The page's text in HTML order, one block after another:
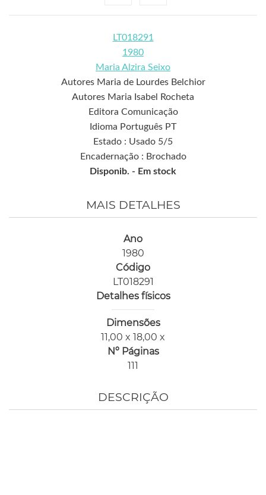
LT018291
1980
Maria Alzira Seixo
Autores Maria de Lourdes Belchior
Autores Maria Isabel Rocheta
Editora Comunicação
Idioma Português PT
Estado : Usado 5/5
Encadernação : Brochado
Disponib. - Em stock
MAIS DETALHES
Ano
1980
Código
LT018291
Detalhes físicos
Dimensões
11,00 x 18,00 x
Nº Páginas
111
DESCRIÇÃO